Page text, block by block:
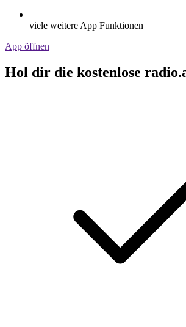
viele weitere App Funktionen
App öffnen
Hol dir die kostenlose